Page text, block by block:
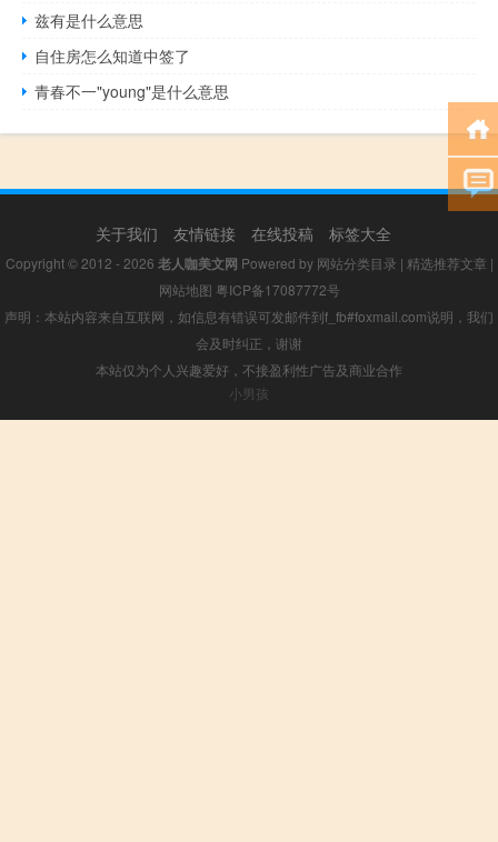
兹有是什么意思
自住房怎么知道中签了
青春不一"young"是什么意思
关于我们 友情链接 在线投稿 标签大全
Copyright © 2012 - 2026 老人咖美文网 Powered by 网站分类目录 | 精选推荐文章 |
网站地图 粤ICP备17087772号
声明：本站内容来自互联网，如信息有错误可发邮件到f_fb#foxmail.com说明，我们
会及时纠正，谢谢
本站仅为个人兴趣爱好，不接盈利性广告及商业合作
小男孩